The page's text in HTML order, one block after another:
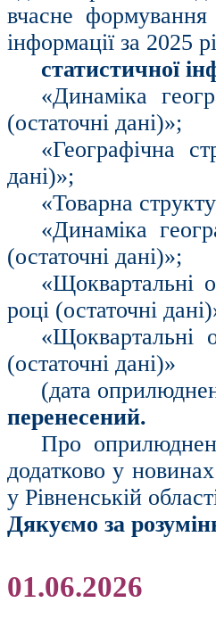
вчасне формування
інформації за 2025
статистичної
«Динаміка
(остаточні дані)»;
«Географічна
дані)»;
«Товарна
«Динаміка
(остаточні дані)»;
«Щоквартальні
році (остаточні
«Щоквартальні
(остаточні дані)»
(дата
перенесений.
Про
додатково у
у Рівненській
Дякуємо за
01.06.2026